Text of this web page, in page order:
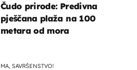
Čudo prirode: Predivna
pješčana plaža na 100
metara od mora
MA, SAVRŠENSTVO!